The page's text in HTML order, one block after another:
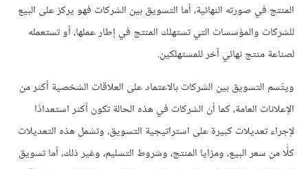
المنتج في صورته النهائية، أما التسويق بين الشركات فهو يركز على البيع
للشركات والمؤسسات التي تستهلك المنتج في إطار عملها، أو تستعمله
لصناعة منتج نهائي آخر للمستهلكين.
ويتّسم التسويق بين الشركات بالاعتماد على العلاقات الشخصية أكثر من
الإعلانات العامة، كما أن الشركات في هذه الحالة تكون أكثر استعدادًا
لإجراء تعديلات كبيرة على استراتيجية التسويق، وتشمل هذه التعديلات
كلًّا من سعر البيع، ومزايا المنتج، وشروط التسليم، وغير ذلك، أما تسويق